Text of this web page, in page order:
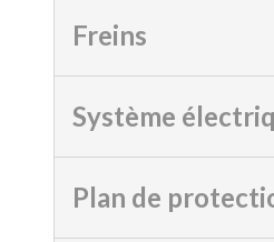
Freins
Système
Plan de